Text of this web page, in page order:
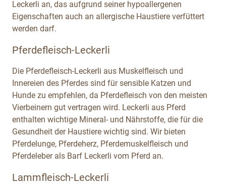
Leckerli an, das aufgrund seiner hypoallergenen
Eigenschaften auch an allergische Haustiere verfüttert
werden darf.
Pferdefleisch-Leckerli
Die Pferdefleisch-Leckerli aus Muskelfleisch und
Innereien des Pferdes sind für sensible Katzen und
Hunde zu empfehlen, da Pferdefleisch von den meisten
Vierbeinern gut vertragen wird. Leckerli aus Pferd
enthalten wichtige Mineral- und Nährstoffe, die für die
Gesundheit der Haustiere wichtig sind. Wir bieten
Pferdelunge, Pferdeherz, Pferdemuskelfleisch und
Pferdeleber als Barf Leckerli vom Pferd an.
Lammfleisch-Leckerli